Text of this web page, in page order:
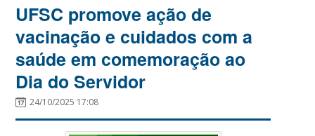
UFSC promove ação de
vacinação e cuidados com a
saúde em comemoração ao
Dia do Servidor
24/10/2025 17:08